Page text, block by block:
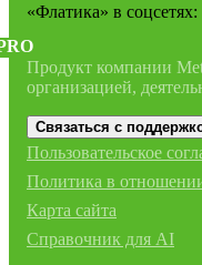
«Флатика» в соцсетях:
Продукт компании
организацией,
Связаться с
Пользовательское
Политика в
Карта сайта
Справочник для AI